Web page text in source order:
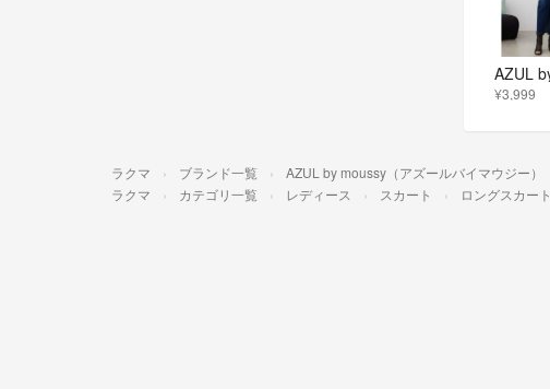
¥3,999
ラクマ ブランド一覧 AZUL by moussy（アズールバイマウジー）
ラクマ カテゴリ一覧 レディース スカート ロングスカート